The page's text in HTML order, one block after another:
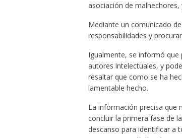
asociación de malhechores,
Mediante un comunicado
responsabilidades y
Igualmente, se informó que
autores intelectuales, y
resaltar que como se ha
lamentable hecho.
La información precisa que
concluir la primera fase de
descanso para identificar a